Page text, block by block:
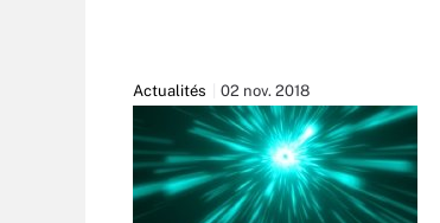
Actualités 02 nov. 2018